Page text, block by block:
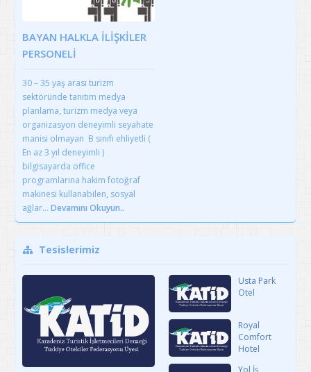
BAYAN HALKLA İLİŞKİLER
PERSONELİ
30 – 35 yaş arası turizm
sektöründe tanıtım medya
planlama, turizm medya veya
organizasyon deneyimli seyahate
manisi olmayan B sınıfı ehliyetli (
En az 3 yıl deneyimli )
bilgisayarda office
programlarına hakim fotoğraf
makinesi kullanabilen, sosyal
ağlar... Devamını Okuyun..
Tesislerimiz
Usta Park
Otel
Royal
Comfort
Hotel
Yol İş